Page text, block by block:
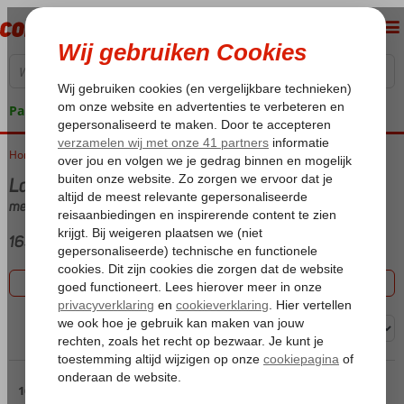
Pakketgarantie
Home Vakantie reizen
Last minute Canarische Eilanden
met (Ultra) All Inclusive
165 aanbiedingen
Filter 165 aanbiedingen
Sorteren op:
16 t/m 30 van de 165 accommodaties